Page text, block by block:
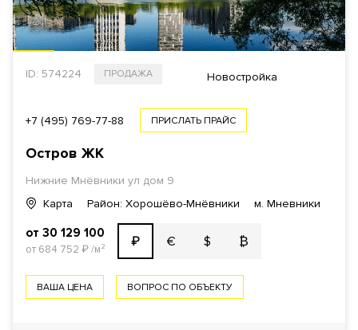
ID: 574224 ПРОДАЖА Новостройка
+7 (495) 769-77-88 ПРИСЛАТЬ ПРАЙС
Остров ЖК
Нижние Мнёвники ул дом 9
Карта
Район: Хорошёво-Мнёвники м. Мневники
от 30 129 100
от 684 752 ₽/м² ₽ € $ ₿
ВАША ЦЕНА ВОПРОС ПО ОБЪЕКТУ